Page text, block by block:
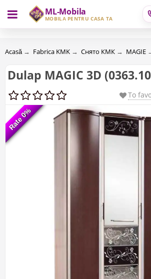
ML-Mobila
MOBILĂ PENTRU CASA TA
RU RO
Acasă → Fabrica KMK → Снято КМК → MAGIE
Dulap MAGIC 3D
To
Rate 0%
Rate 0%